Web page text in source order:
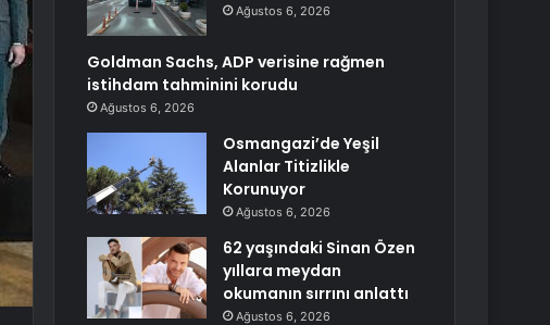
Ağustos 6, 2026
Goldman Sachs, ADP verisine rağmen
istihdam tahminini korudu
Ağustos 6, 2026
Osmangazi’de Yeşil
Alanlar Titizlikle
Korunuyor
Ağustos 6, 2026
62 yaşındaki Sinan Özen
yıllara meydan
okumanın sırrını anlattı
Ağustos 6, 2026